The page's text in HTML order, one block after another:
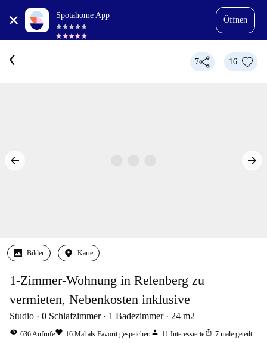
Spotahome App
Öffnen
7 16
Bilder Karte
1-Zimmer-Wohnung in Relenberg zu
vermieten, Nebenkosten inklusive
Studio 0 Schlafzimmer 1 Badezimmer 24 m2
visibility 636Aufrufefavorite 16 Mal als Favorit gespeichertperson 11 Interessierteios_share 7 male geteilt